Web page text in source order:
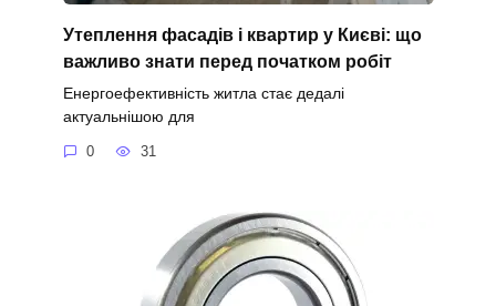
Утеплення фасадів і квартир у Києві: що
важливо знати перед початком робіт
Енергоефективність житла стає дедалі
актуальнішою для
0 31